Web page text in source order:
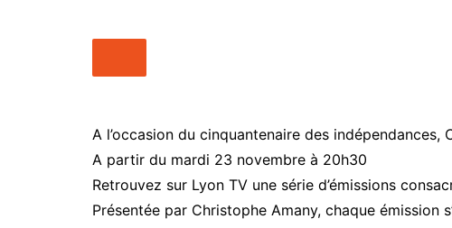
WakaTV
Newsletters
A l’occasion du cinquantenaire des
A partir du mardi 23 novembre à 20h30
Retrouvez sur Lyon TV une série d’émissions
Présentée par Christophe Amany, chaque émission